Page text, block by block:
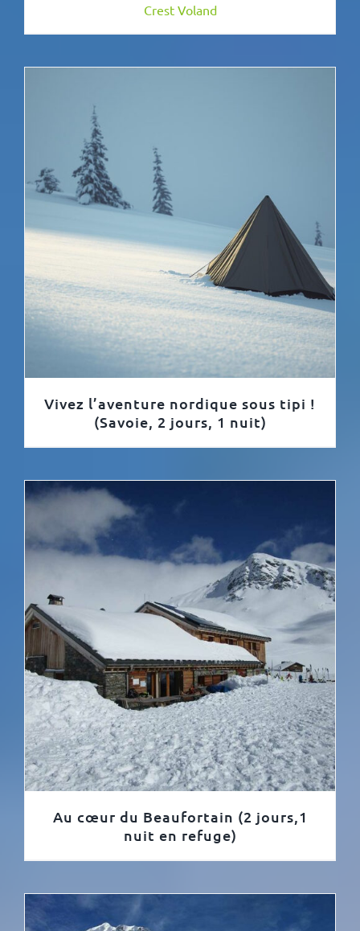
Crest Voland
Vivez l’aventure nordique sous tipi !
(Savoie, 2 jours, 1 nuit)
Au cœur du Beaufortain (2 jours,1
nuit en refuge)